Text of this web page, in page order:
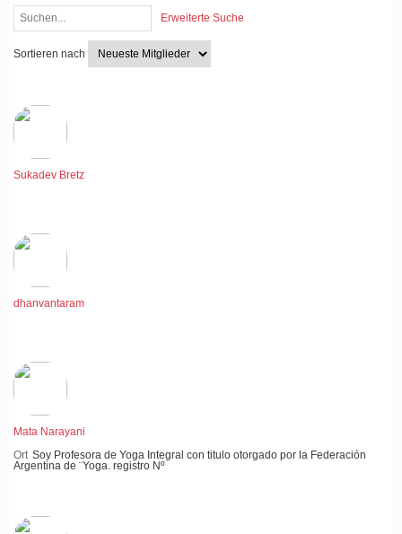
Sortieren nach
Erweiterte Suche
Sukadev Bretz
dhanvantaram
Mata Narayani
Ort Soy Profesora de Yoga Integral con titulo otorgado por la Federación
Argentina de ¨Yoga. registro Nº